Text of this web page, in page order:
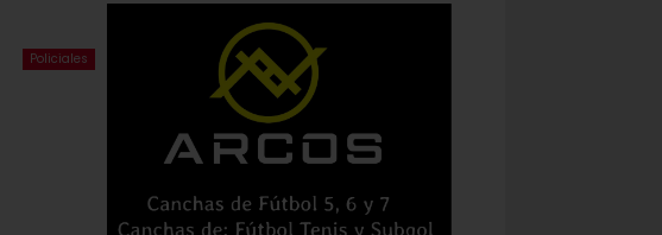
Policiales